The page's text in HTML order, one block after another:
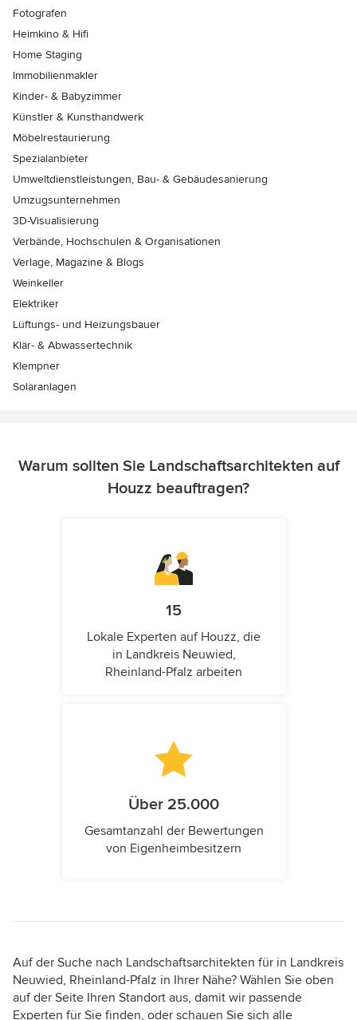
Fotografen
Heimkino & Hifi
Home Staging
Immobilienmakler
Kinder- & Babyzimmer
Künstler & Kunsthandwerk
Möbelrestaurierung
Spezialanbieter
Umweltdienstleistungen, Bau- & Gebäudesanierung
Umzugsunternehmen
3D-Visualisierung
Verbände, Hochschulen & Organisationen
Verlage, Magazine & Blogs
Weinkeller
Elektriker
Lüftungs- und Heizungsbauer
Klär- & Abwassertechnik
Klempner
Solaranlagen
Warum sollten Sie Landschaftsarchitekten auf
Houzz beauftragen?
15
Lokale Experten auf Houzz, die
in Landkreis Neuwied,
Rheinland-Pfalz arbeiten
Über 25.000
Gesamtanzahl der Bewertungen
von Eigenheimbesitzern
Auf der Suche nach Landschaftsarchitekten für in Landkreis
Neuwied, Rheinland-Pfalz in Ihrer Nähe? Wählen Sie oben
auf der Seite Ihren Standort aus, damit wir passende
Experten für Sie finden, oder schauen Sie sich alle